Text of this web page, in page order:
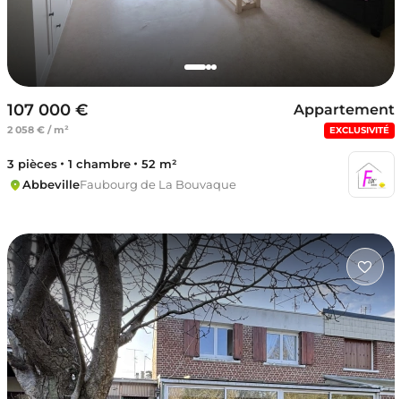
107 000 €
2 058 € / m²
Appartement
EXCLUSIVITÉ
3 pièces 1 chambre
52 m²
AbbevilleFaubourg de La Bouvaque